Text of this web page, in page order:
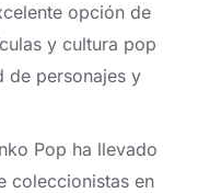
opción de
y cultura pop
de personajes y
Pop ha llevado
coleccionistas en